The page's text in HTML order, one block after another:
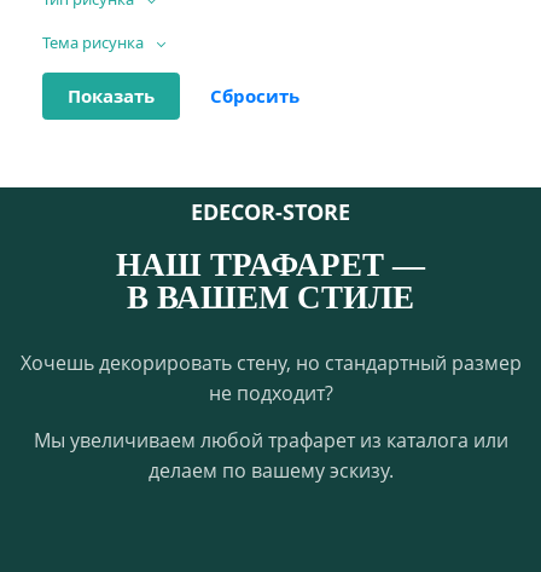
Тема рисунка
EDECOR-STORE
НАШ ТРАФАРЕТ —
В ВАШЕМ СТИЛЕ
Хочешь декорировать стену, но стандартный размер
не подходит?
Мы увеличиваем любой трафарет из каталога или
делаем по вашему эскизу.